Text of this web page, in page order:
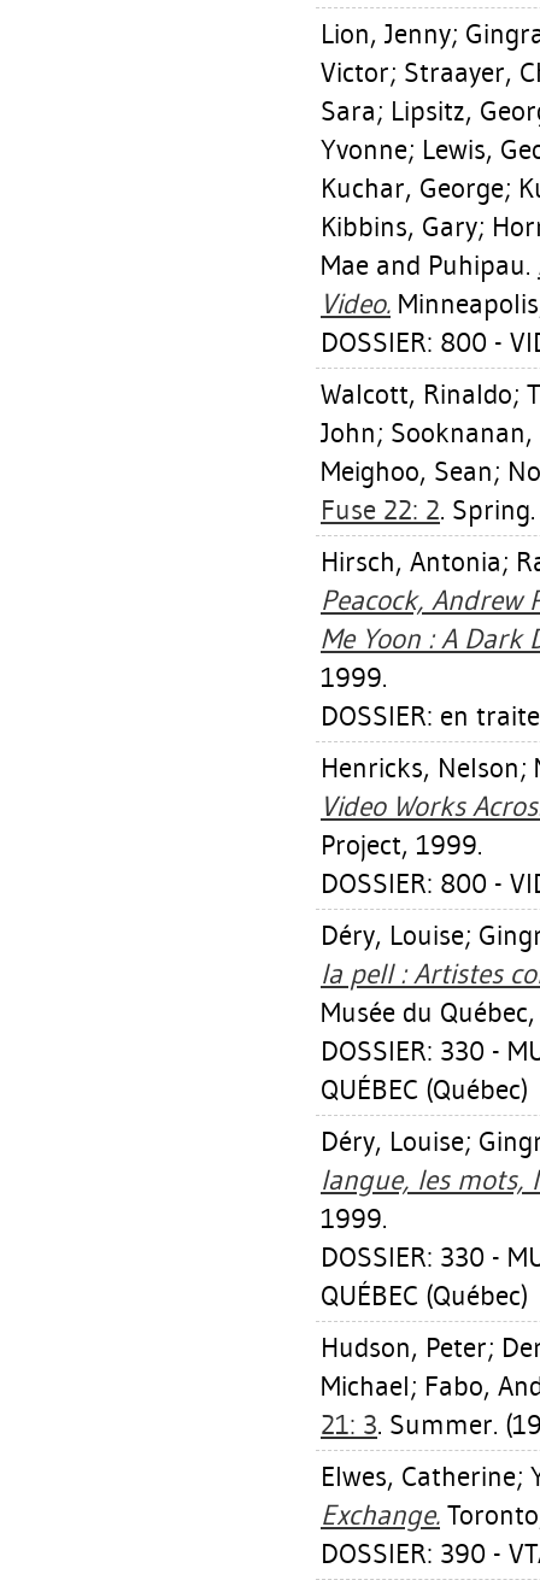
Lion, Jenny;
Victor; Straayer,
Sara; Lipsitz,
Yvonne; Lewis,
Kuchar, George;
Kibbins, Gary;
Mae and Puhipau.
Video.
DOSSIER: 800 -
Walcott, Rinaldo;
John;
Meighoo, Sean;
Fuse 22: 2.
Hirsch, Antonia;
Peacock, Andrew
Me Yoon : A Dark
1999.
DOSSIER: en
Henricks, Nelson;
Video Works
Project, 1999.
DOSSIER: 800 -
Déry, Louise;
la pell : Artistes
Musée du
DOSSIER: 330 -
QUÉBEC (Québec)
Déry, Louise;
langue, les mots,
1999.
DOSSIER: 330 -
QUÉBEC (Québec)
Hudson, Peter;
Michael; Fabo,
21: 3. Summer.
Elwes, Catherine;
Exchange.
DOSSIER: 390 -